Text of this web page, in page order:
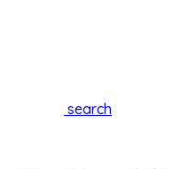
search